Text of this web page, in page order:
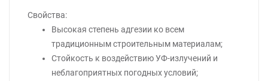
Свойства:
Высокая степень адгезии ко всем
традиционным строительным материалам;
Стойкость к воздействию УФ-излучений и
неблагоприятных погодных условий;